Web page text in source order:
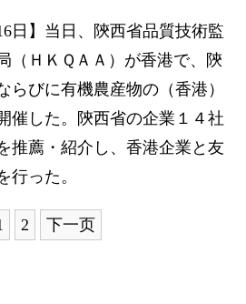
日】 当日、陝西省品質技術監
（ＨＫＱＡＡ）が香港で、陝
らびに有機農産物の（香港）
催した。陝西省の企業１４社
推薦・紹介し、香港企業と友
行った。
2 下一页